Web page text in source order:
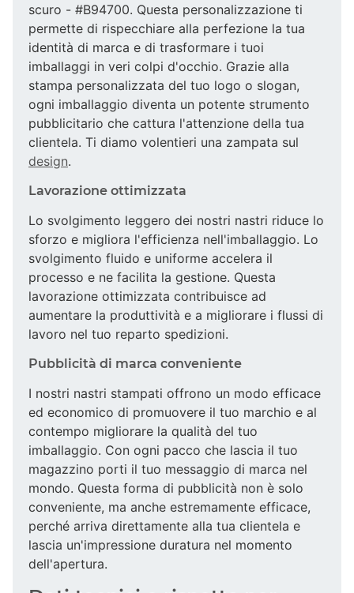
scuro - #B94700. Questa personalizzazione ti
permette di rispecchiare alla perfezione la tua
identità di marca e di trasformare i tuoi
imballaggi in veri colpi d'occhio. Grazie alla
stampa personalizzata del tuo logo o slogan,
ogni imballaggio diventa un potente strumento
pubblicitario che cattura l'attenzione della tua
clientela. Ti diamo volentieri una zampata sul
design.
Lavorazione ottimizzata
Lo svolgimento leggero dei nostri nastri riduce lo
sforzo e migliora l'efficienza nell'imballaggio. Lo
svolgimento fluido e uniforme accelera il
processo e ne facilita la gestione. Questa
lavorazione ottimizzata contribuisce ad
aumentare la produttività e a migliorare i flussi di
lavoro nel tuo reparto spedizioni.
Pubblicità di marca conveniente
I nostri nastri stampati offrono un modo efficace
ed economico di promuovere il tuo marchio e al
contempo migliorare la qualità del tuo
imballaggio. Con ogni pacco che lascia il tuo
magazzino porti il tuo messaggio di marca nel
mondo. Questa forma di pubblicità non è solo
conveniente, ma anche estremamente efficace,
perché arriva direttamente alla tua clientela e
lascia un'impressione duratura nel momento
dell'apertura.